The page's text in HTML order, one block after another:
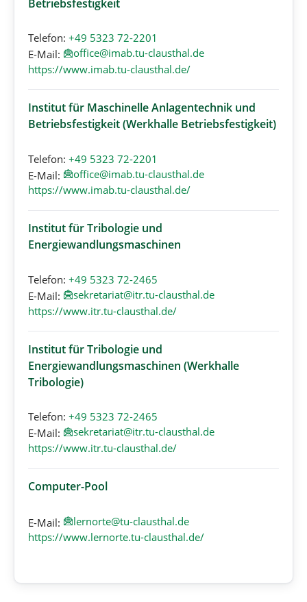
Betriebsfestigkeit
Telefon: +49 5323 72-2201
E-Mail:
office@imab.tu-clausthal.de
https://www.imab.tu-clausthal.de/
Institut für Maschinelle Anlagentechnik und
Betriebsfestigkeit (Werkhalle Betriebsfestigkeit)
Telefon: +49 5323 72-2201
E-Mail:
office@imab.tu-clausthal.de
https://www.imab.tu-clausthal.de/
Institut für Tribologie und
Energiewandlungsmaschinen
Telefon: +49 5323 72-2465
E-Mail:
sekretariat@itr.tu-clausthal.de
https://www.itr.tu-clausthal.de/
Institut für Tribologie und
Energiewandlungsmaschinen (Werkhalle
Tribologie)
Telefon: +49 5323 72-2465
E-Mail:
sekretariat@itr.tu-clausthal.de
https://www.itr.tu-clausthal.de/
Computer-Pool
E-Mail:
lernorte@tu-clausthal.de
https://www.lernorte.tu-clausthal.de/